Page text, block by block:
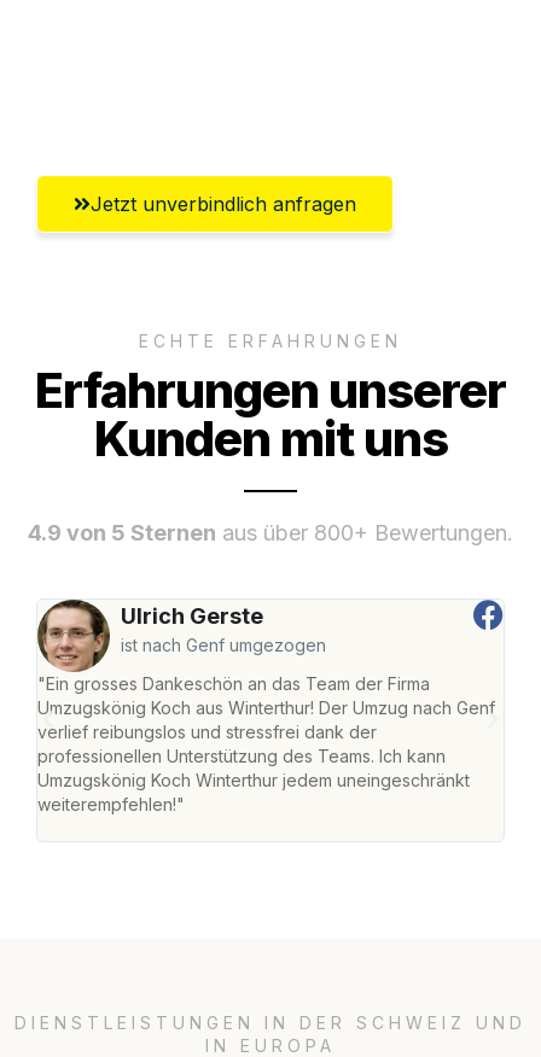
Jetzt unverbindlich anfragen
ECHTE ERFAHRUNGEN
Erfahrungen unserer
Kunden mit uns
4.9 von 5 Sternen aus über 800+ Bewertungen.
Ulrich Gerste
ist nach Genf umgezogen
"Ein grosses Dankeschön an das Team der Firma
Umzugskönig Koch aus Winterthur! Der Umzug nach Genf
verlief reibungslos und stressfrei dank der
professionellen Unterstützung des Teams. Ich kann
Umzugskönig Koch Winterthur jedem uneingeschränkt
weiterempfehlen!"
DIENSTLEISTUNGEN IN DER SCHWEIZ UND
IN EUROPA